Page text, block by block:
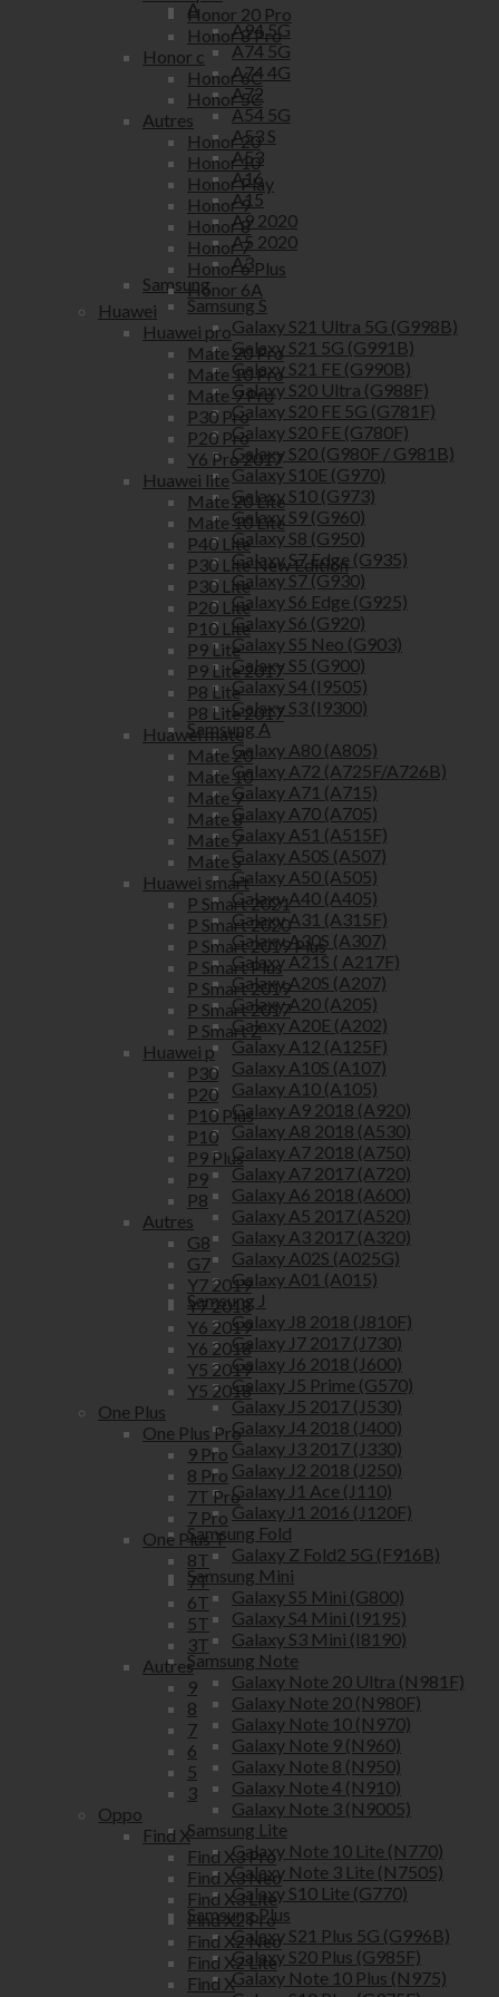
A
A94 5G
A74 5G
A74 4G
A72
A54 5G
A53 S
A53
A16
A15
A9 2020
A5 2020
A3
Samsung
Samsung S
Galaxy S21 Ultra 5G (G998B)
Galaxy S21 5G (G991B)
Galaxy S21 FE (G990B)
Galaxy S20 Ultra (G988F)
Galaxy S20 FE 5G (G781F)
Galaxy S20 FE (G780F)
Galaxy S20 (G980F / G981B)
Galaxy S10E (G970)
Galaxy S10 (G973)
Galaxy S9 (G960)
Galaxy S8 (G950)
Galaxy S7 Edge (G935)
Galaxy S7 (G930)
Galaxy S6 Edge (G925)
Galaxy S6 (G920)
Galaxy S5 Neo (G903)
Galaxy S5 (G900)
Galaxy S4 (I9505)
Galaxy S3 (I9300)
Samsung A
Galaxy A80 (A805)
Galaxy A72 (A725F/A726B)
Galaxy A71 (A715)
Galaxy A70 (A705)
Galaxy A51 (A515F)
Galaxy A50S (A507)
Galaxy A50 (A505)
Galaxy A40 (A405)
Galaxy A31 (A315F)
Galaxy A30S (A307)
Galaxy A21S ( A217F)
Galaxy A20S (A207)
Galaxy A20 (A205)
Galaxy A20E (A202)
Galaxy A12 (A125F)
Galaxy A10S (A107)
Galaxy A10 (A105)
Galaxy A9 2018 (A920)
Galaxy A8 2018 (A530)
Galaxy A7 2018 (A750)
Galaxy A7 2017 (A720)
Galaxy A6 2018 (A600)
Galaxy A5 2017 (A520)
Galaxy A3 2017 (A320)
Galaxy A02S (A025G)
Galaxy A01 (A015)
Samsung J
Galaxy J8 2018 (J810F)
Galaxy J7 2017 (J730)
Galaxy J6 2018 (J600)
Galaxy J5 Prime (G570)
Galaxy J5 2017 (J530)
Galaxy J4 2018 (J400)
Galaxy J3 2017 (J330)
Galaxy J2 2018 (J250)
Galaxy J1 Ace (J110)
Galaxy J1 2016 (J120F)
Samsung Fold
Galaxy Z Fold2 5G (F916B)
Samsung Mini
Galaxy S5 Mini (G800)
Galaxy S4 Mini (I9195)
Galaxy S3 Mini (I8190)
Samsung Note
Galaxy Note 20 Ultra (N981F)
Galaxy Note 20 (N980F)
Galaxy Note 10 (N970)
Galaxy Note 9 (N960)
Galaxy Note 8 (N950)
Galaxy Note 4 (N910)
Galaxy Note 3 (N9005)
Samsung Lite
Galaxy Note 10 Lite (N770)
Galaxy Note 3 Lite (N7505)
Galaxy S10 Lite (G770)
Samsung Plus
Galaxy S21 Plus 5G (G996B)
Galaxy S20 Plus (G985F)
Galaxy Note 10 Plus (N975)
Honor 20 Pro
Honor 8 Pro
Honor c
Honor 6C
Honor 5C
Autres
Honor 20
Honor 10
Honor Play
Honor 9
Honor 8
Honor 7
Honor 6 Plus
Honor 6A
Huawei
Huawei pro
Mate 20 Pro
Mate 10 Pro
Mate 9 Pro
P30 Pro
P20 Pro
Y6 Pro 2017
Huawei lite
Mate 20 Lite
Mate 10 Lite
P40 Lite
P30 Lite New Edition
P30 Lite
P20 Lite
P10 Lite
P9 Lite
P9 Lite 2017
P8 Lite
P8 Lite 2017
Huawei mate
Mate 20
Mate 10
Mate 9
Mate 8
Mate 7
Mate S
Huawei smart
P Smart 2021
P Smart 2020
P Smart 2019 Plus
P Smart Plus
P Smart 2019
P Smart 2017
P Smart Z
Huawei p
P30
P20
P10 Plus
P10
P9 Plus
P9
P8
Autres
G8
G7
Y7 2019
Y7 2018
Y6 2019
Y6 2018
Y5 2019
Y5 2018
One Plus
One Plus Pro
9 Pro
8 Pro
7T Pro
7 Pro
One Plus T
8T
7T
6T
5T
3T
Autres
9
8
7
6
5
3
Oppo
Find X
Find X3 Pro
Find X3 Neo
Find X3 Lite
Find X2 Pro
Find X2 Neo
Find X2 Lite
Find X